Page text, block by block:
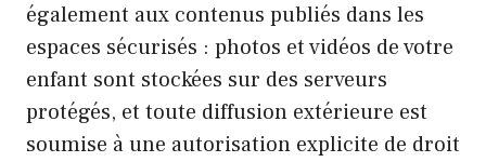
également aux contenus publiés dans les
espaces sécurisés : photos et vidéos de votre
enfant sont stockées sur des serveurs
protégés, et toute diffusion extérieure est
soumise à une autorisation explicite de droit